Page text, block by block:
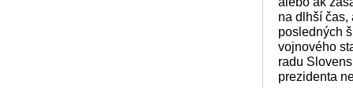
na dlhší čas,
posledných
vojnového
radu
prezidenta